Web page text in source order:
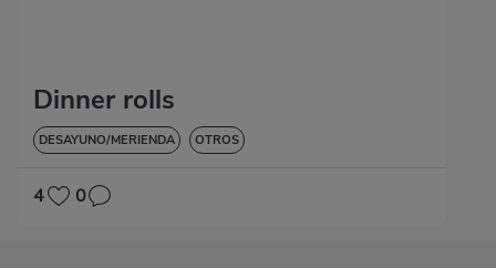
Dinner rolls
DESAYUNO/MERIENDA OTROS
4 0